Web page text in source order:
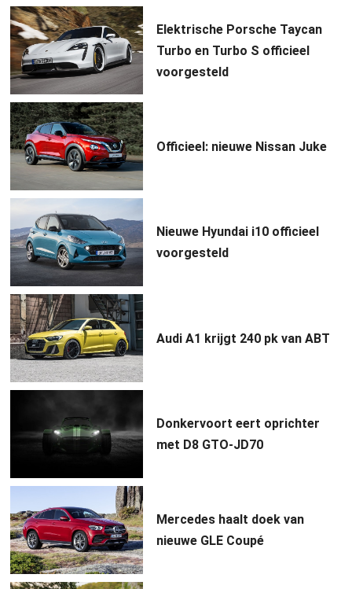
Elektrische Porsche Taycan
Turbo en Turbo S officieel
voorgesteld
Officieel: nieuwe Nissan Juke
Nieuwe Hyundai i10 officieel
voorgesteld
Audi A1 krijgt 240 pk van ABT
Donkervoort eert oprichter
met D8 GTO-JD70
Mercedes haalt doek van
nieuwe GLE Coupé